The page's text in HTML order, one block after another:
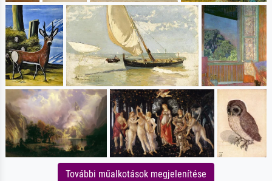
További műalkotások megjelenítése